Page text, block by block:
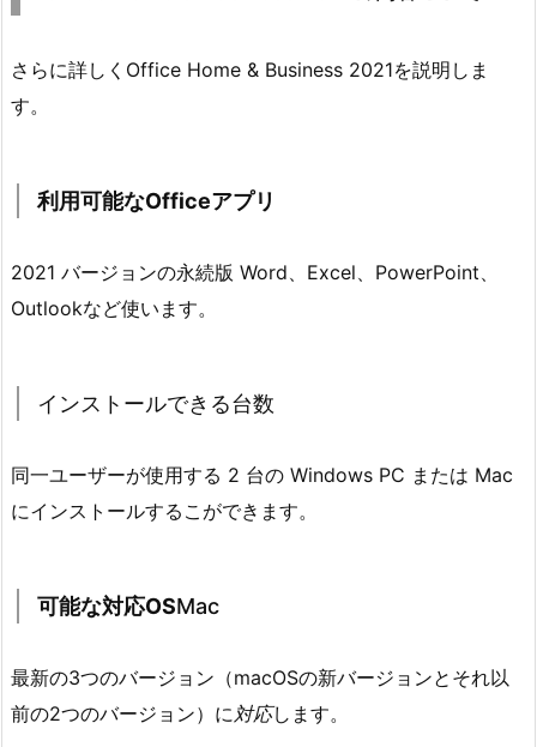
さらに詳しくOffice Home & Business 2021を説明しま
す。
利用可能なOfficeアプリ
2021 バージョンの永続版 Word、Excel、PowerPoint、
Outlookなど使います。
インストールできる台数
同一ユーザーが使用する 2 台の Windows PC または Mac
にインストールするこができます。
可能な対応OSMac
最新の3つのバージョン（macOSの新バージョンとそれ以
前の2つのバージョン）に 対応します。